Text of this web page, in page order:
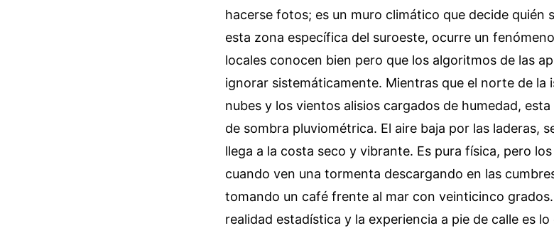
hacerse fotos; es un muro climático que decide quién
esta zona específica del suroeste, ocurre un
locales conocen bien pero que los algoritmos de las
ignorar sistemáticamente. Mientras que el norte de la
nubes y los vientos alisios cargados de humedad,
de sombra pluviométrica. El aire baja por las laderas,
llega a la costa seco y vibrante. Es pura física, pero
cuando ven una tormenta descargando en las
tomando un café frente al mar con veinticinco
realidad estadística y la experiencia a pie de calle es